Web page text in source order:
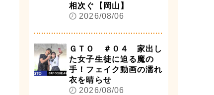
相次ぐ【岡山】
2026/08/06
ＧＴＯ ＃０４ 家出し
た女子生徒に迫る魔の
手！フェイク動画の濡れ
衣を晴らせ
2026/08/06